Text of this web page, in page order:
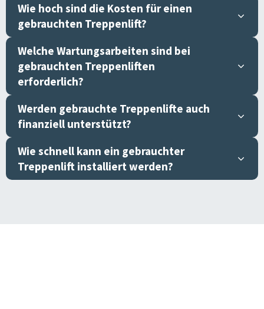
Wie hoch sind die Kosten für einen
gebrauchten Treppenlift?
Welche Wartungsarbeiten sind bei
gebrauchten Treppenliften
erforderlich?
Werden gebrauchte Treppenlifte auch
finanziell unterstützt?
Wie schnell kann ein gebrauchter
Treppenlift installiert werden?